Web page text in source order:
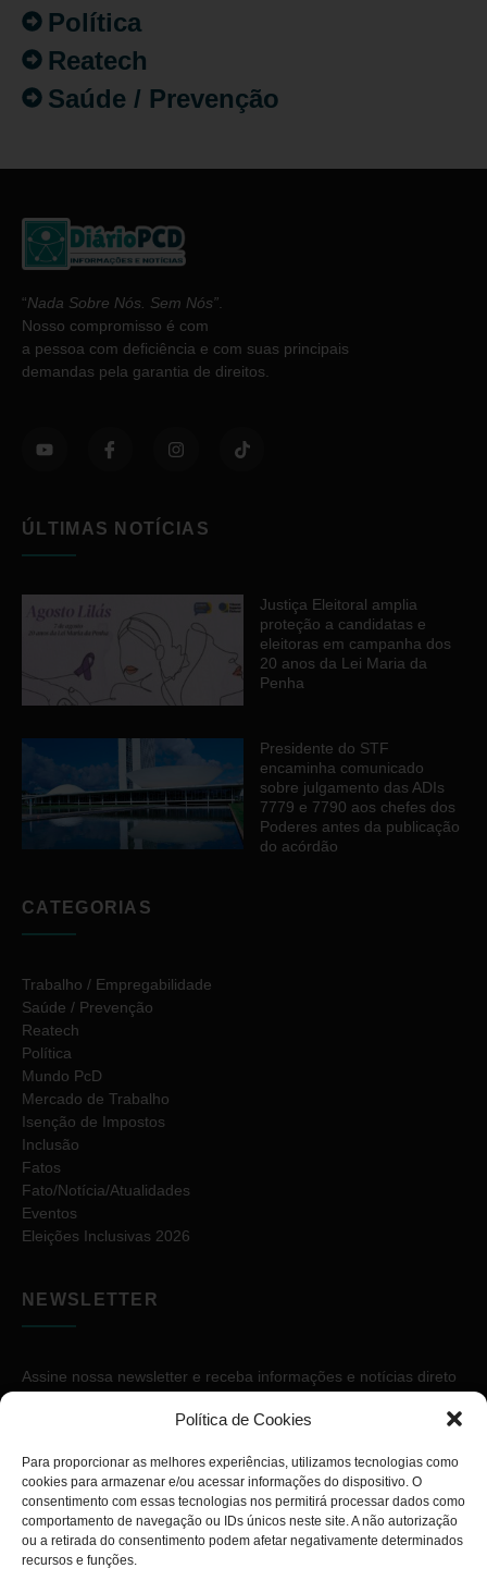
Política de Cookies
Para proporcionar as melhores experiências, utilizamos tecnologias como
cookies para armazenar e/ou acessar informações do dispositivo. O
consentimento com essas tecnologias nos permitirá processar dados como
comportamento de navegação ou IDs únicos neste site. A não autorização
ou a retirada do consentimento podem afetar negativamente determinados
recursos e funções.
Política
Reatech
Saúde / Prevenção
“Nada Sobre Nós. Sem Nós”
Nosso compromisso é com
a pessoa com deficiência e com suas principais
demandas pela garantia de direitos.
ÚLTIMAS NOTÍCIAS
Justiça Eleitoral amplia
proteção a candidatas e
eleitoras em campanha dos
20 anos da Lei Maria da
Penha
Presidente do STF
encaminha comunicado
sobre julgamento das ADIs
7779 e 7790 aos chefes dos
Poderes antes da publicação
do acórdão
CATEGORIAS
Trabalho / Empregabilidade
Saúde / Prevenção
Reatech
Política
Mundo PcD
Mercado de Trabalho
Isenção de Impostos
Inclusão
Fatos
Fato/Notícia/Atualidades
Eventos
Eleições Inclusivas 2026
NEWSLETTER
Assine nossa newsletter e receba informações e notícias direto